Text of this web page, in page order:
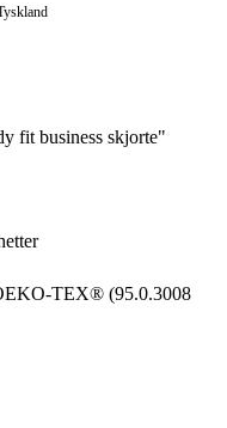
fit business skjorte"
TEX® (95.0.3008